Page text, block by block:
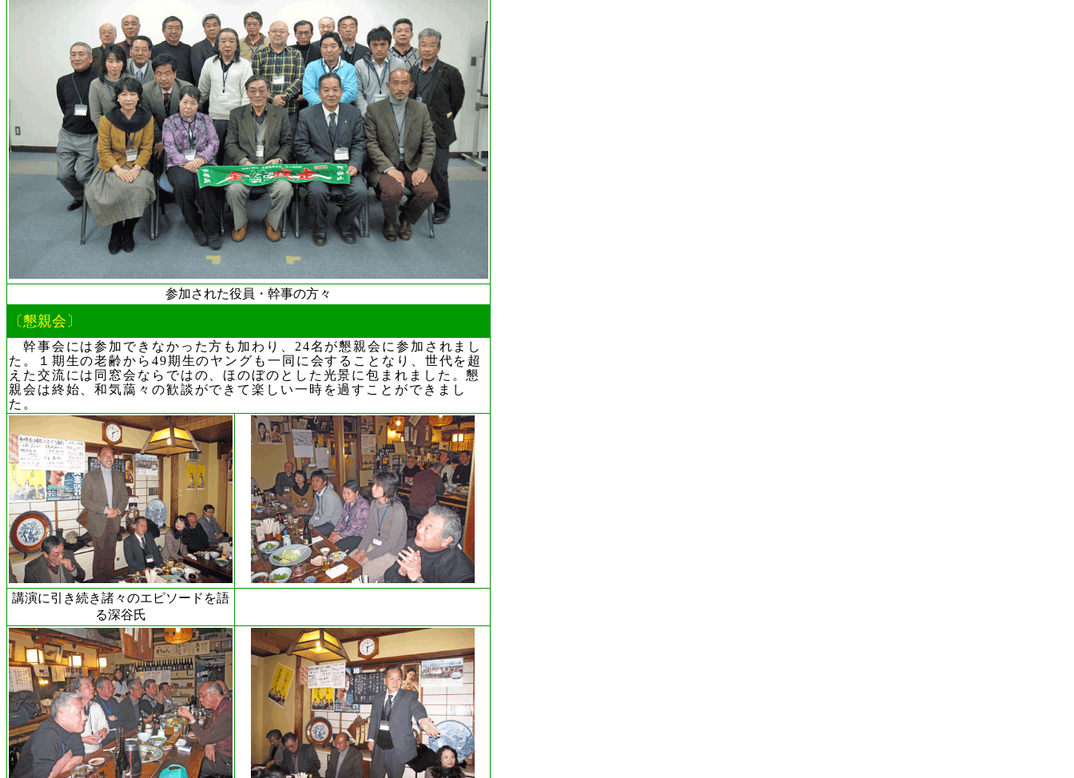
参加された役員・幹事の方々
〔懇親会〕
幹事会には参加できなかった方も加わり、24名が懇親会に参加されまし
た。１期生の老齢から49期生のヤングも一同に会することなり、世代を超
えた交流には同窓会ならではの、ほのぼのとした光景に包まれました。懇
親会は終始、和気藹々の歓談ができて楽しい一時を過すことができまし
た。
講演に引き続き諸々のエピソードを語
る深谷氏